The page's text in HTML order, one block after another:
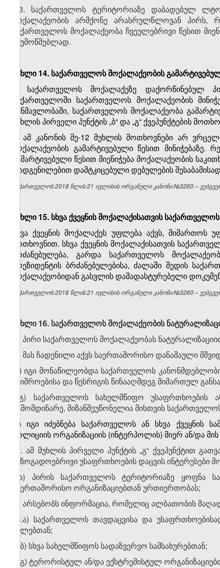
3. საქართველოს ტერიტორიაზე დაბადებულ
მოქალაქეობის არმქონე არასრულწლოვან
საქართველოს მოქალაქეობა ჩვეულებრივი წესით
შეუმოწმებლად.
მუხლი 14. საქართველოს მოქალაქეობის
1. საქართველოს მოქალაქეზე დაქორწინებულ
საქართველოში საქართველოს მოქალაქეობის
განმავლობაში, საქართველოს მოქალაქეობა
მუხლის პირველი პუნქტის „ბ“ და „გ“ ქვეპუნქტების
2. ამ კანონის მე-12 მუხლის მოთხოვნები არ
მოქალაქეობის გამარტივებული წესით
გამარტივებული წესით მიენიჭება მოქალაქეობის
დადგენილებით დამტკიცებული დებულების
საქართველოს 2018 წლის 21 ივლისის ორგანული კანონი №3260 –
მუხლი 15. სხვა ქვეყნის მოქალაქისათვის
სხვა ქვეყნის მოქალაქეს უფლება აქვს,
მოთხოვნით. სხვა ქვეყნის მოქალაქისათვის
ბრძანებულება, გარდა საქართველოს
პრეზიდენტის ბრძანებულებისა, ძალაში შედის
მოქალაქეობიდან გასვლის დამადასტურებელი
საქართველოს 2018 წლის 21 ივლისის ორგანული კანონი №3260 –
მუხლი 16. საქართველოს მოქალაქეობის
1. პირი საქართველოს მოქალაქეობას
ა) მას ჩადენილი აქვს საერთაშორისო დანაშაული
ბ) იგი მონაწილეობდა საქართველოს
უშიშროებისა და წესრიგის წინააღმდეგ მიმართულ
გ) საქართველოს სახელმწიფო უსაფრთხოების
გამომდინარე, მიზანშეუწონელია მისთვის
დ) იგი იძებნება საქართველოს ან სხვა ქვეყნის
პოლიციის ორგანიზაციის (ინტერპოლის) მიერ ან/და
2. ამ მუხლის პირველი პუნქტის „გ“ ქვეპუნქტით
საზოგადოებრივი უსაფრთხოების დაცვის ინტერესები
ა) პირის საქართველოს ტერიტორიაზე ყოფნა
საერთაშორისო ორგანიზაციებთან ურთიერთობას;
ბ) არსებობს ინფორმაცია, რომელიც ალბათობის
ბ.ა) საქართველოს თავდაცვისა და
ძალებთან;
ბ.ბ) სხვა სახელმწიფოს სადაზვერვო სამსახურებთან;
ბ.გ) ტერორისტულ ან/და ექსტრემისტულ